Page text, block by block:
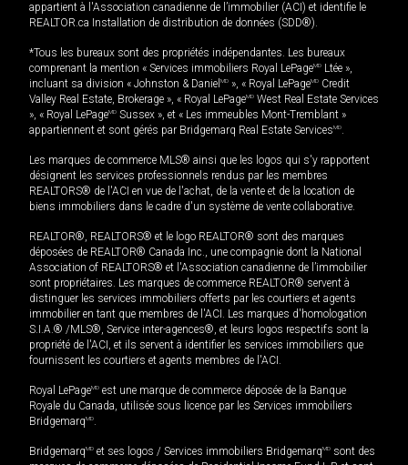
appartient à l'Association canadienne de l’immobilier (ACI) et identifie le
REALTOR.ca Installation de distribution de données (SDD®).
*Tous les bureaux sont des propriétés indépendantes. Les bureaux
comprenant la mention « Services immobiliers Royal LePageMD Ltée »,
incluant sa division « Johnston & Daniel MD », « Royal LePageMD Credit
Valley Real Estate, Brokerage », « Royal LePageMD West Real Estate Services
», « Royal LePageMD Sussex », et « Les immeubles Mont-Tremblant »
appartiennent et sont gérés par Bridgemarq Real Estate ServicesMD.
Les marques de commerce MLS® ainsi que les logos qui s'y rapportent
désignent les services professionnels rendus par les membres
REALTORS® de l'ACI en vue de l'achat, de la vente et de la location de
biens immobiliers dans le cadre d'un système de vente collaborative.
REALTOR®, REALTORS® et le logo REALTOR® sont des marques
déposées de REALTOR® Canada Inc., une compagnie dont la National
Association of REALTORS® et l'Association canadienne de l’immobilier
sont propriétaires. Les marques de commerce REALTOR® servent à
distinguer les services immobiliers offerts par les courtiers et agents
immobilier en tant que membres de l'ACI. Les marques d'homologation
S.I.A.® /MLS®, Service inter-agences®, et leurs logos respectifs sont la
propriété de l'ACI, et ils servent à identifier les services immobiliers que
fournissent les courtiers et agents membres de l'ACI.
Royal LePageMD est une marque de commerce déposée de la Banque
Royale du Canada, utilisée sous licence par les Services immobiliers
BridgemarqMD.
BridgemarqMD et ses logos / Services immobiliers BridgemarqMD sont des